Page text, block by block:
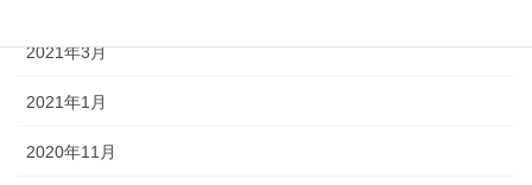
2021年3月
2021年1月
2020年11月